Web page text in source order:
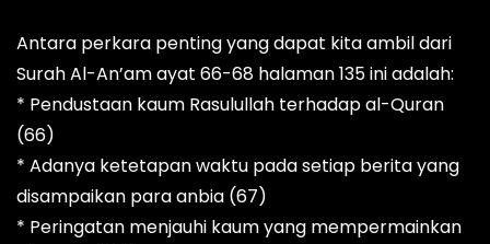
Antara perkara penting yang dapat kita ambil dari
Surah Al-An’am ayat 66-68 halaman 135 ini adalah:
* Pendustaan kaum Rasulullah terhadap al-Quran
(66)
* Adanya ketetapan waktu pada setiap berita yang
disampaikan para anbia (67)
* Peringatan menjauhi kaum yang mempermainkan